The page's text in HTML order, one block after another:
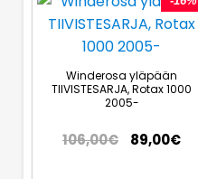
Winderosa yläpään
TIIVISTESARJA, Rotax 1000
2005-
106,00€ 89,00€